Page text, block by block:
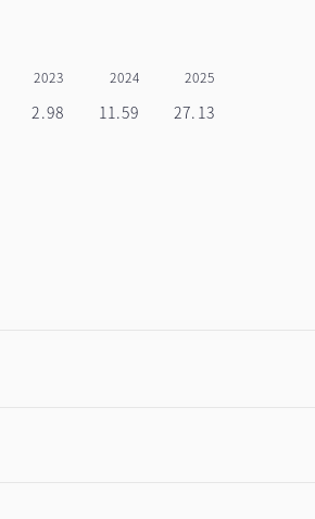
2023
2.98
2024
11.59
2025
27.13